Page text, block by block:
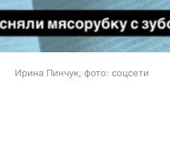
Ирина Пинчук, фото: соцсети